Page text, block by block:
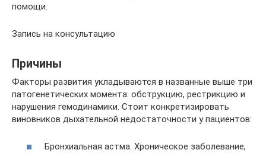
помощи.
Запись на консультацию
Причины
Факторы развития укладываются в названные выше три
патогенетических момента: обструкцию, рестрикцию и
нарушения гемодинамики. Стоит конкретизировать
виновников дыхательной недостаточности у пациентов:
Бронхиальная астма. Хроническое заболевание,